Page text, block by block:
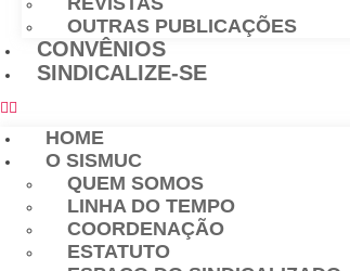
OUTRAS PUBLICAÇÕES
CONVÊNIOS
SINDICALIZE-SE
HOME
O SISMUC
QUEM SOMOS
LINHA DO TEMPO
COORDENAÇÃO
ESTATUTO